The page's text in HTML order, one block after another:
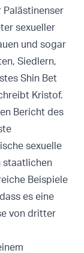
Palästinenser
sexueller
und sogar
Siedlern,
Shin Bet
Kristof.
Bericht des
sexuelle
staatlichen
Beispiele
es eine
von dritter